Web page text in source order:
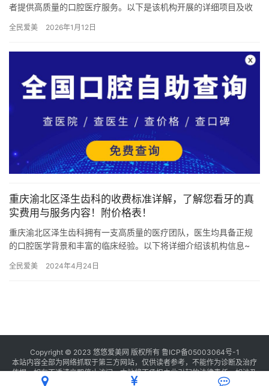
者提供高质量的口腔医疗服务。以下是该机构开展的详细项目及收
植…
全民爱美 2026年1月12日
重庆渝北区泽生齿科的收费标准详解，了解您看牙的真
实费用与服务内容！附价格表！
重庆渝北区泽生齿科拥有一支高质量的医疗团队，医生均具备正规
的口腔医学背景和丰富的临床经验。以下将详细介绍该机构信息~
服…
全民爱美 2024年4月24日
Copyright © 2023 悠悠爱美网 版权所有 鲁ICP备05003064号-1
本站内容全部为网络抓取于第三方网站，仅供读者参考，不能作为诊断及治疗
依据，如有不适请立即停止访问，本站将不承担由此引起的法律责任。如涉及
联系我们